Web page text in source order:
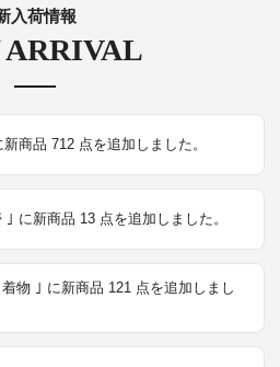
ARRIVAL
入荷情報
商品 712 点を追加しました。
に新商品 13 点を追加しました。
物 ｣ に新商品 121 点を追加しまし